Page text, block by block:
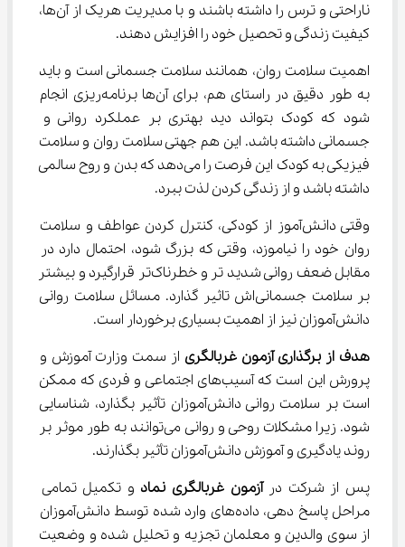
ناراحتی و ترس را داشته باشند و با مدیریت هریک از آن‌ها،
کیفیت زندگی و تحصیل خود را افزایش دهند.
اهمیت سلامت روان، همانند سلامت جسمانی است و باید
به طور دقیق در راستای هم، برای آن‌ها برنامه‌ریزی انجام
شود که کودک بتواند دید بهتری بر عملکرد روانی و
جسمانی داشته باشد. این هم جهتی سلامت روان و سلامت
فیزیکی به کودک این فرصت را می‌دهد که بدن و روح سالمی
داشته باشد و از زندگی کردن لذت ببرد.
وقتی دانش‌آموز از کودکی، کنترل کردن عواطف و سلامت
روان خود را نیاموزد، وقتی که بزرگ شود، احتمال دارد در
مقابل ضعف روانی شدید تر و خطرناک‌تر قرارگیرد و بیشتر
بر سلامت جسمانی‌اش تاثیر گذارد. مسائل سلامت روانی
دانش‌آموزان نیز از اهمیت بسیاری برخوردار است.
هدف از برگذاری آزمون غربالگری از سمت وزارت آموزش و
پرورش این است که آسیب‌های اجتماعی و فردی که ممکن
است بر سلامت روانی دانش‌آموزان تأثیر بگذارد، شناسایی
شود. زیرا مشکلات روحی و روانی می‌توانند به طور موثر بر
روند یادگیری و آموزش دانش‌آموزان تأثیر بگذارند.
پس از شرکت در آزمون غربالگری نماد و تکمیل تمامی
مراحل پاسخ دهی، داده‌های وارد شده توسط دانش‌آموزان
از سوی والدین و معلمان تجزیه و تحلیل شده و وضعیت